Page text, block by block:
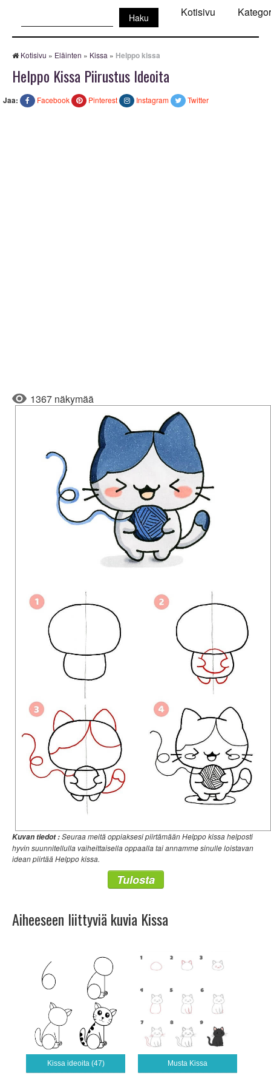
Kotisivu
Kotisivu » Eläinten » Kissa » Helppo kissa
Helppo Kissa Piirustus Ideoita
Jaa: Facebook Pinterest Instagram Twitter
1367 näkymää
Kuvan tiedot :Seuraa meitä oppiaksesi piirtämään Helppo kissa helposti
hyvin suunnitellulla vaiheittaisella oppaalla tai annamme sinulle loistavan
idean piirtää Helppo kissa.
Tulosta
Aiheeseen liittyviä kuvia Kissa
Kissa ideoita (47) Musta Kissa